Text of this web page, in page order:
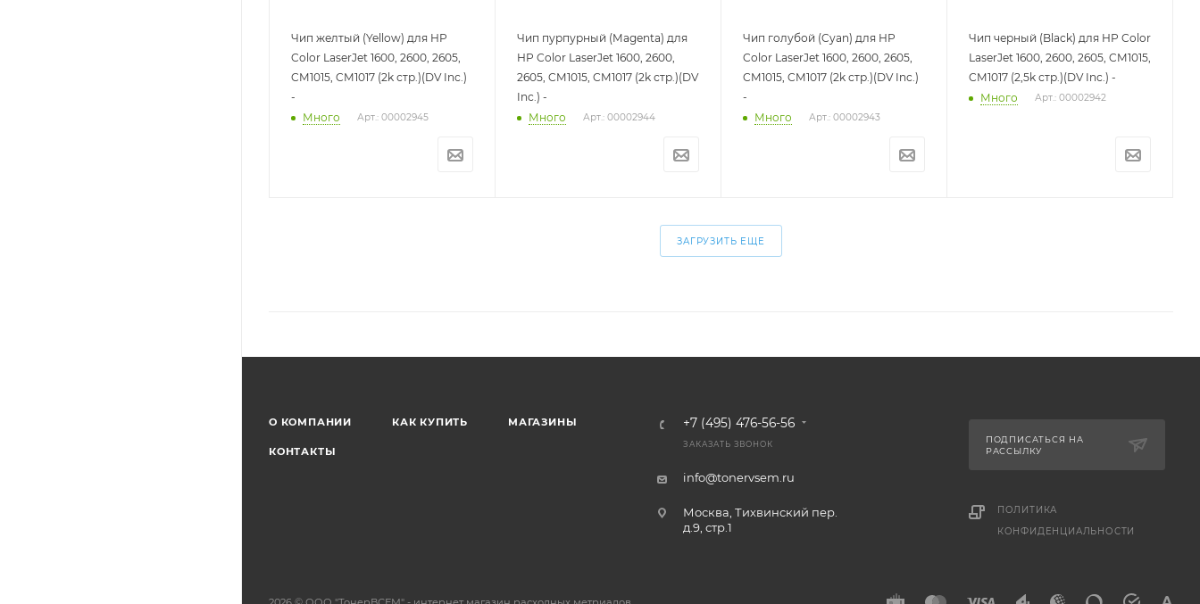
Чип желтый (Yellow) для HP
Color LaserJet 1600, 2600, 2605,
CM1015, CM1017 (2k стр.)(DV Inc.)
-
Много
Арт.: 00002945
Чип пурпурный (Magenta) для
HP Color LaserJet 1600, 2600,
2605, CM1015, CM1017 (2k стр.)(DV
Inc.) -
Много
Арт.: 00002944
Чип голубой (Cyan) для HP
Color LaserJet 1600, 2600, 2605,
CM1015, CM1017 (2k стр.)(DV Inc.)
-
Много
Арт.: 00002943
Чип черный (Black) для HP Color
LaserJet 1600, 2600, 2605, CM1015,
CM1017 (2,5k стр.)(DV Inc.) -
Много
Арт.: 00002942
ЗАГРУЗИТЬ ЕЩЕ
О КОМПАНИИ КАК КУПИТЬ МАГАЗИНЫ
КОНТАКТЫ
+7 (495) 476-56-56
ЗАКАЗАТЬ ЗВОНОК
info@tonervsem.ru
Москва, Тихвинский пер.
д.9, стр.1
ПОДПИСАТЬСЯ НА
РАССЫЛКУ
ПОЛИТИКА
КОНФИДЕНЦИАЛЬНОСТИ